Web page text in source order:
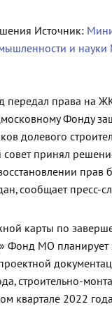
Источник:
и науки
передал права на
Фонду
долевого
принял
прав
сообщает пресс-
карты по
Фонд МО планирует
строительно-
квартале 2022